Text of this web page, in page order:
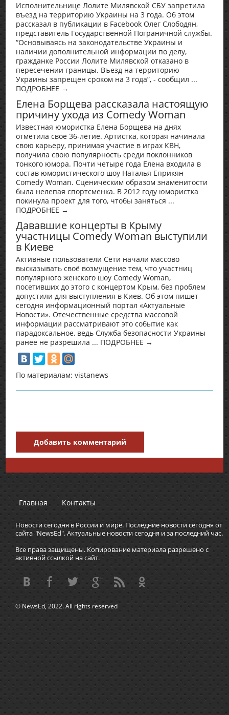
Исполнительнице Лолите Милявской СБУ запретила
въезд на территорию Украины на 3 года. Об этом
рассказал в публикации в Facebook Олег Слободян,
представитель Государственной Пограничной службы.
“Основываясь на законодательстве Украины и
наличии дополнительной информации по делу,
гражданке России Лолите Милявской отказано в
пересечении границы. Въезд на территорию
Украины запрещен сроком на 3 года”, - сообщил ...
ПОДРОБНЕЕ →
Елена Борщева рассказала настоящую
причину ухода из Comedy Woman
Известная юмористка Елена Борщева на днях
отметила своё 36-летие. Артистка, которая начинала
свою карьеру, принимая участие в играх КВН,
получила свою популярность среди поклонников
тонкого юмора. Почти четыре года Елена входила в
состав юмористического шоу Наталья Еприкян
Comedy Woman. Сценическим образом знаменитости
была нелепая спортсменка. В 2012 году юмористка
покинула проект для того, чтобы заняться ...
ПОДРОБНЕЕ →
Дававшие концерты в Крыму
участницы Comedy Woman выступили
в Киеве
Активные пользователи Сети начали массово
высказывать своё возмущение тем, что участниц
популярного женского шоу Comedy Woman,
посетивших до этого с концертом Крым, без проблем
допустили для выступления в Киев. Об этом пишет
сегодня информационный портал «Актуальные
Новости». Отечественные средства массовой
информации рассматривают это событие как
парадоксальное, ведь Служба безопасности Украины
ранее не разрешила ... ПОДРОБНЕЕ →
По материалам: vistanews
Добавить комментарий
Главная Контакты
Новости сегодня в России и мире. Последние новости сегодня от
сайта "NewsEd". Актуальные новости сегодня и за последний час.
Все права защищены. Копирование материала разрешено с
активной ссылкой на сайт.
© NewsEd, 2022. All rights reserved